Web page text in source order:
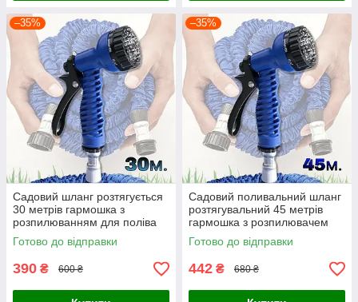
–35%
Садовий шланг розтягується
30 метрів гармошка з
розпилюванням для поліва
MAGIC HOSE 7 режимів
Готово до відправки
390 ₴ 600 ₴
–35%
Садовий поливальний шланг
розтягувальний 45 метрів
гармошка з розпилювачем
для поливання MAGIC HOSE
7 режимів
Готово до відправки
442 ₴ 680 ₴